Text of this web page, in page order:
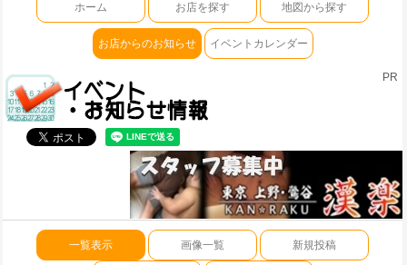
ホーム お店を探す 地図から探す
お店からのお知らせ イベントカレンダー
PR
一覧表示 画像一覧 新規投稿